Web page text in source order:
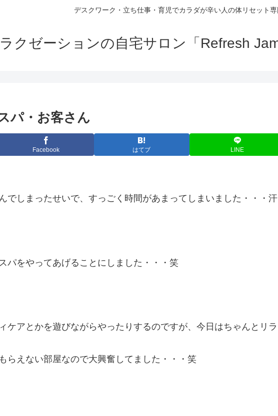
デスクワーク・立ち仕事・育児でカラダが辛い人の体リセット専
クゼーションの自宅サロン「Refresh
パ・お客さん
Facebook はてブ LINE
でしまったせいで、すっごく時間があまってしまいました・・・汗
パをやってあげることにしました・・・笑
ケアとかを遊びながらやったりするのですが、今日はちゃんとリ
らえない部屋なので大興奮してました・・・笑